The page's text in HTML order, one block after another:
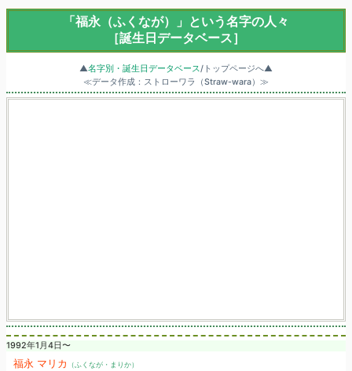
「福永（ふくなが）」という名字の人々
［誕生日データベース］
▲名字別・誕生日データベース/トップページへ▲
≪データ作成：ストローワラ（Straw-wara）≫
1992年1月4日〜
福永 マリカ （ふくなが・まりか）